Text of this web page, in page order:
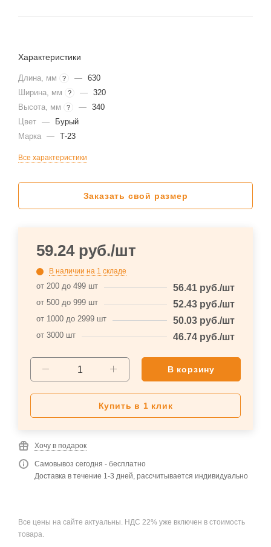
Характеристики
Длина, мм ? — 630
Ширина, мм
? — 320
Высота, мм
? — 340
Цвет —
Бурый
Марка — Т-23
Все характеристики
Заказать свой размер
59.24руб./шт
В наличии на 1 складе
от 200 до 499 шт 56.41 руб./шт
от 500 до 999 шт 52.43 руб./шт
от 1000 до 2999 шт 50.03 руб./шт
от 3000 шт 46.74 руб./шт
В корзину
Купить в 1 клик
Хочу в подарок
Самовывоз сегодня - бесплатно
Доставка в течение 1-3 дней, рассчитывается индивидуально
Все цены на сайте актуальны. НДС 22% уже включен в стоимость
товара.